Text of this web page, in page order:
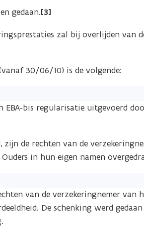
gedaan.[3]
zal bij overlijden van
30/06/10) is de volgende:
EBA-bis regularisatie uitgevoerd
de rechten van de
in hun eigen namen
van de verzekeringnemer van
De schenking werd